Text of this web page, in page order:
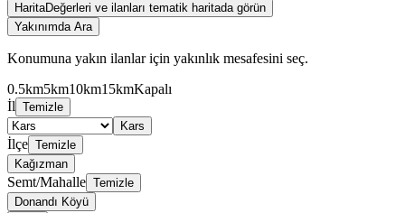
HaritaDeğerleri ve ilanları tematik haritada görün
Yakınımda Ara
Konumuna yakın ilanlar için yakınlık mesafesini seç.
0.5km5km10km15kmKapalı
İl Temizle
Kars
İlçe Temizle
Kağızman
Semt/Mahalle Temizle
Donandı Köyü